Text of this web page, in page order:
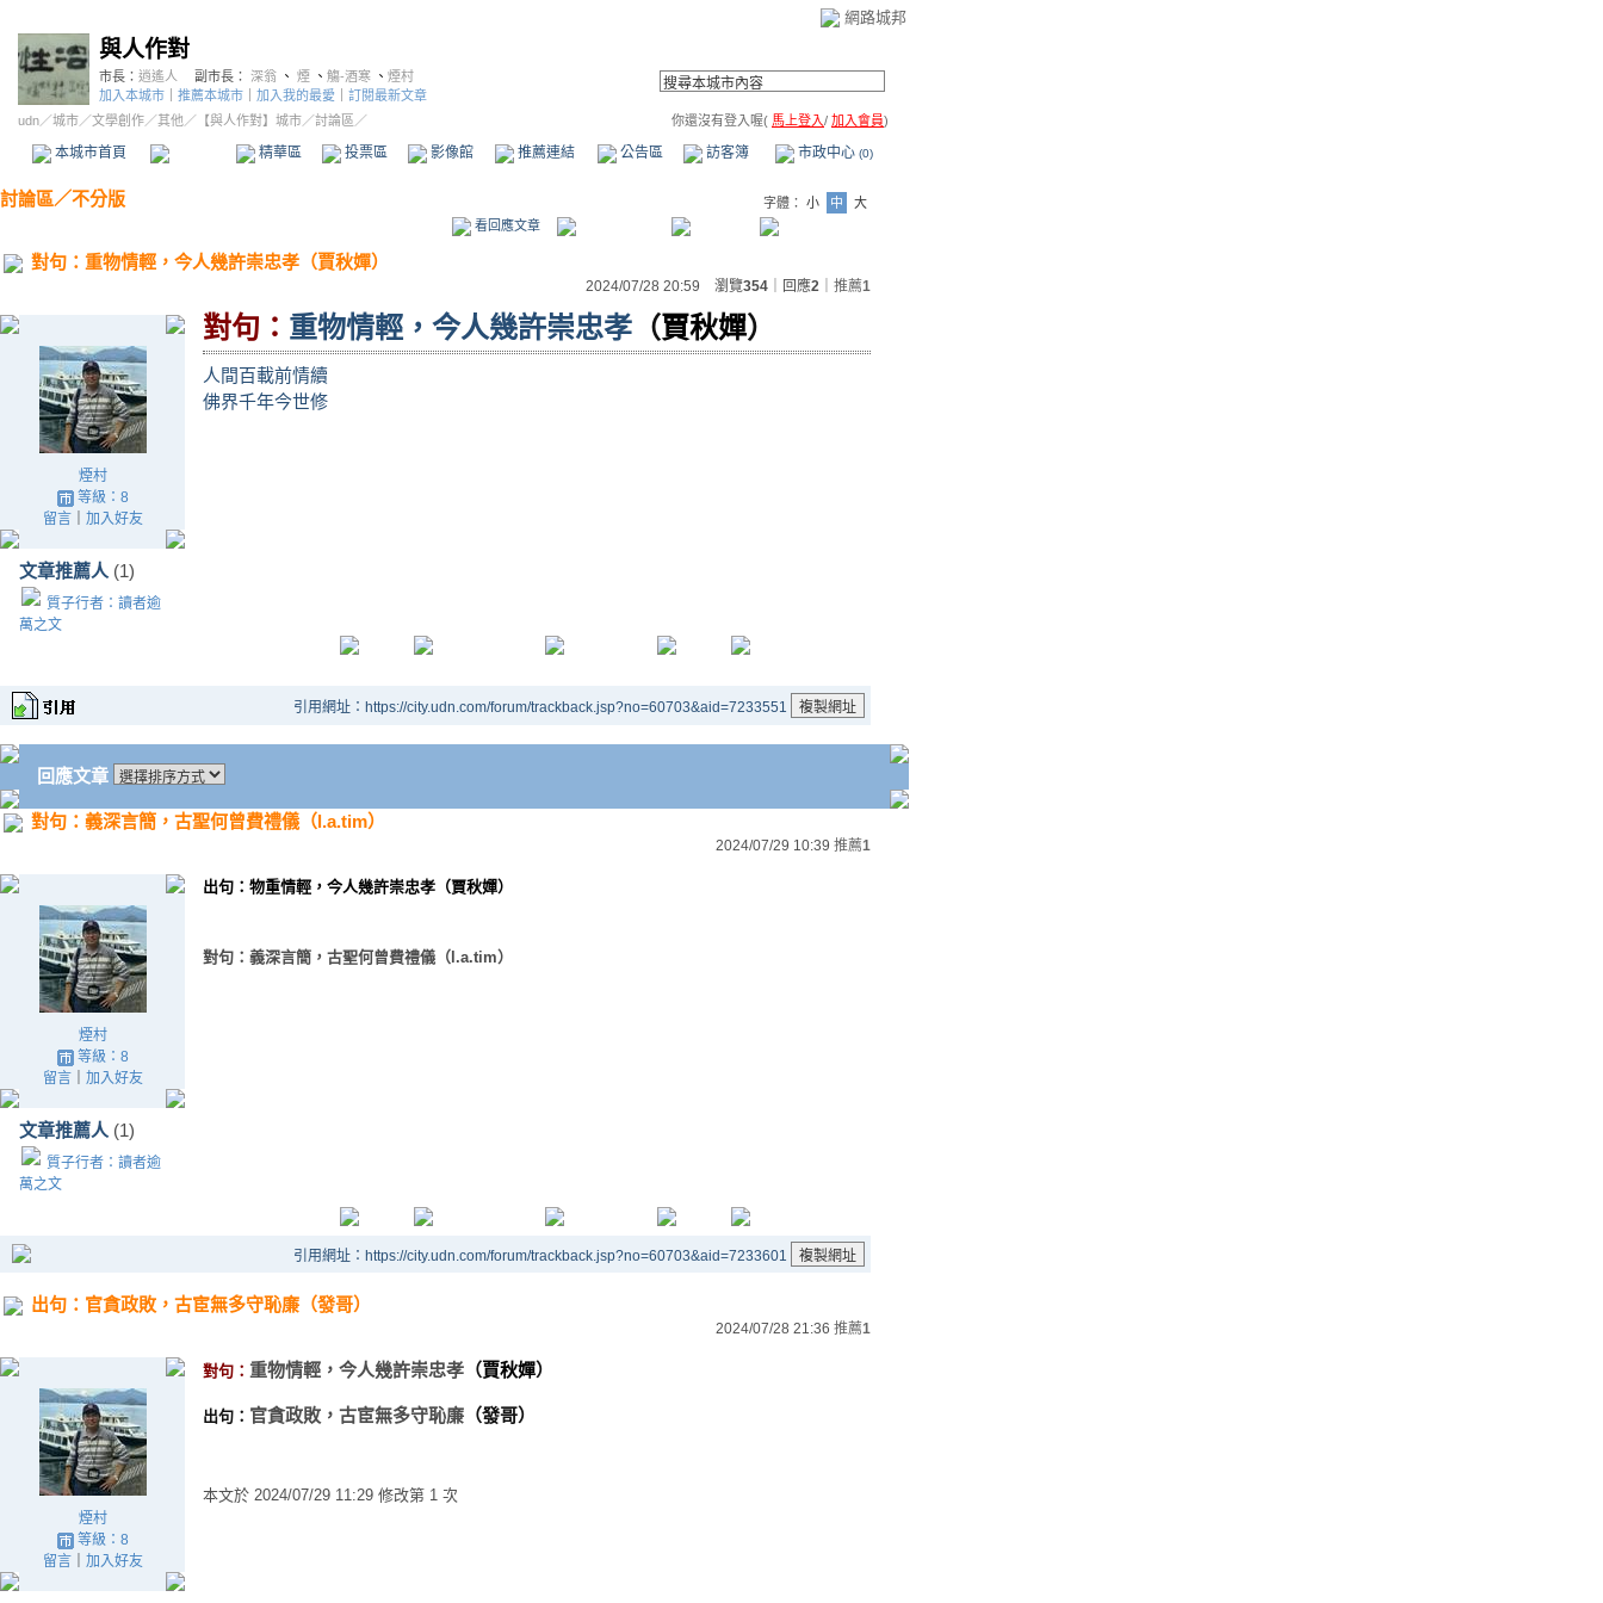
網路城邦
與人作對
市長： 逍遙人 副市長： 深翁 、 煙 、 觴-酒寒 、 煙村
加入本城市
推薦本城市 加入我的最愛
訂閱最新文章
udn／城市／文學創作／其他 ／ 【與人作對】城市／討論區／ 你還沒有登入喔( 馬上登入/ 加入會員)
本城市首頁 精華區 投票區 影像館 推薦連結 公告區 訪客簿 市政中心 (0)
討論區／不分版 字體： 小 中
大
看回應文章
對句：重物情輕，今人幾許崇忠孝（賈秋嬋）
2024/07/28 20:59 瀏覽354 ｜回應2 推薦1
煙村
等級：8
留言｜ 加入好友
文章推薦人 (1)
質子行者：讀者逾
萬之文
對句： 重物情輕，今人幾許崇忠孝 （賈秋嬋）
人間百載前情續
佛界千年今世修
引用網址：https://city.udn.com/forum/trackback.jsp?no=60703&aid=7233551
回應文章
對句：義深言簡，古聖何曾費禮儀（l.a.tim）
2024/07/29 10:39 推薦1
煙村
等級：8
留言｜ 加入好友
文章推薦人 (1)
質子行者：讀者逾
萬之文
出句：物重情輕，今人幾許崇忠孝（賈秋嬋）
對句：義深言簡，古聖何曾費禮儀（ l.a.tim）
引用網址：https://city.udn.com/forum/trackback.jsp?no=60703&aid=7233601
出句：官貪政敗，古宦無多守恥廉（發哥）
2024/07/28 21:36 推薦1
煙村
等級：8
留言｜ 加入好友
對句： 重物情輕，今人幾許崇忠孝 （賈秋嬋）
出句： 官貪政敗，古宦無多守恥廉 （發哥）
本文於 2024/07/29 11:29 修改第 1 次